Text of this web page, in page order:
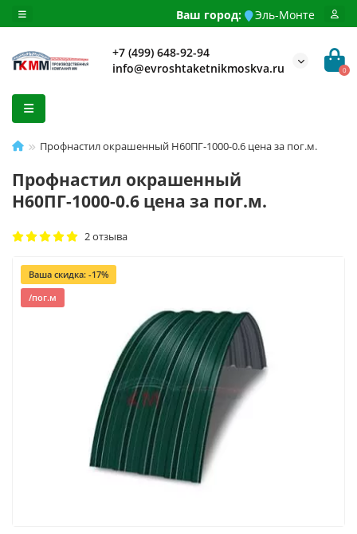
Ваш город: Эль-Монте
+7 (499) 648-92-94
info@evroshtaketnikmoskva.ru
0
Профнастил окрашенный Н60ПГ-1000-0.6 цена за пог.м.
Профнастил окрашенный
Н60ПГ-1000-0.6 цена за пог.м.
2 отзыва
Ваша скидка: -17%
/пог.м